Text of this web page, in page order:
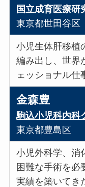
国立成育医療研
東京都世田谷区
小児生体肝移植
編み出し、世界
ェッショナル仕
金森豊
駒込小児科内科
東京都豊島区
小児外科学、消
困難な手術を必
実績を築いてき